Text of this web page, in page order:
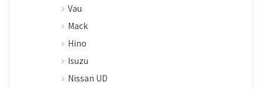
Vau
Mack
Hino
Isuzu
Nissan UD